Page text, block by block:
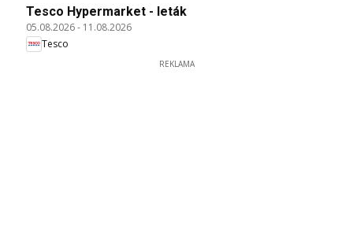
Tesco Hypermarket - leták
05.08.2026- 11.08.2026
Tesco
REKLAMA